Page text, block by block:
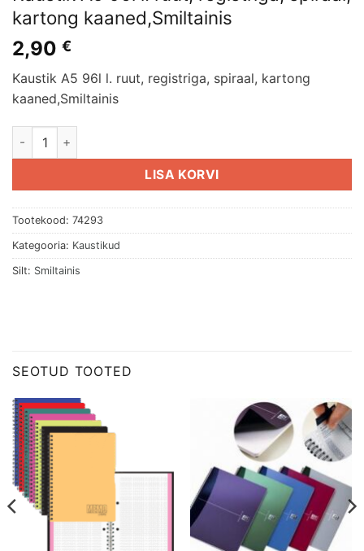
kartong kaaned,Smiltainis
2,90 €
Kaustik A5 96l l. ruut, registriga, spiraal, kartong
kaaned,Smiltainis
Kaustik A5 96l l. ruut, registriga, spiraal, kartong
LISA KORVI
Tootekood: 74293
Kategooria: Kaustikud
Silt: Smiltainis
SEOTUD TOOTED